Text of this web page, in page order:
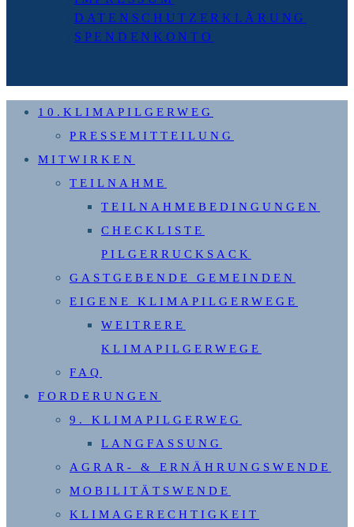
DATENSCHUTZERKLÄRUNG
SPENDENKONTO
10.KLIMAPILGERWEG
PRESSEMITTEILUNG
MITWIRKEN
TEILNAHME
TEILNAHMEBEDINGUNGEN
CHECKLISTE
PILGERRUCKSACK
GASTGEBENDE GEMEINDEN
EIGENE KLIMAPILGERWEGE
WEITRERE
KLIMAPILGERWEGE
FAQ
FORDERUNGEN
9. KLIMAPILGERWEG
LANGFASSUNG
AGRAR- & ERNÄHRUNGSWENDE
MOBILITÄTSWENDE
KLIMAGERECHTIGKEIT